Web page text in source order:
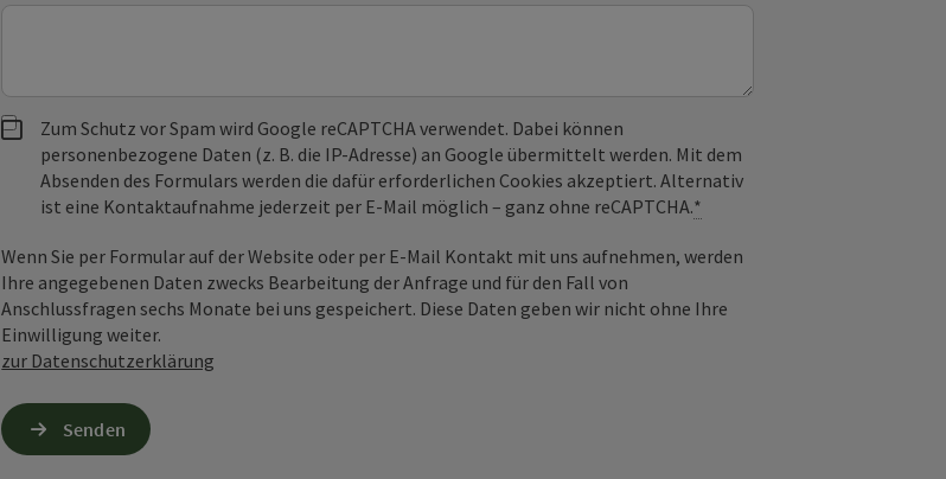
Zum Schutz vor Spam wird Google reCAPTCHA verwendet. Dabei können
personenbezogene Daten (z. B. die IP-Adresse) an Google übermittelt werden. Mit dem
Absenden des Formulars werden die dafür erforderlichen Cookies akzeptiert. Alternativ
ist eine Kontaktaufnahme jederzeit per E-Mail möglich – ganz ohne reCAPTCHA.*
Wenn Sie per Formular auf der Website oder per E-Mail Kontakt mit uns aufnehmen, werden
Ihre angegebenen Daten zwecks Bearbeitung der Anfrage und für den Fall von
Anschlussfragen sechs Monate bei uns gespeichert. Diese Daten geben wir nicht ohne Ihre
Einwilligung weiter.
zur Datenschutzerklärung
Senden